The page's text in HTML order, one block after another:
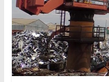
Directorio
de
Chatarreros